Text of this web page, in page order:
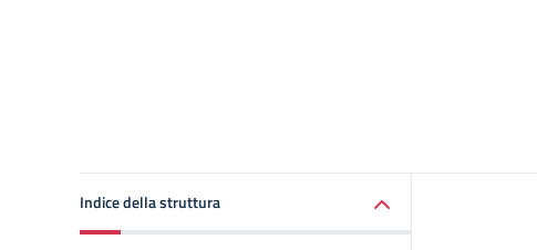
Indice della struttura